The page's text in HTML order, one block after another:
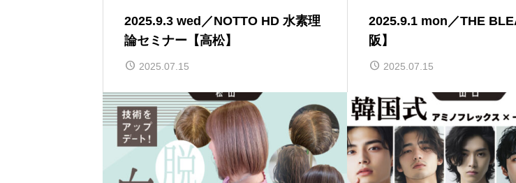
2025.9.3 wed／NOTTO HD 水素理
論セミナー【高松】
2025.07.15
2025.9.1 mon／THE
阪】
2025.07.15